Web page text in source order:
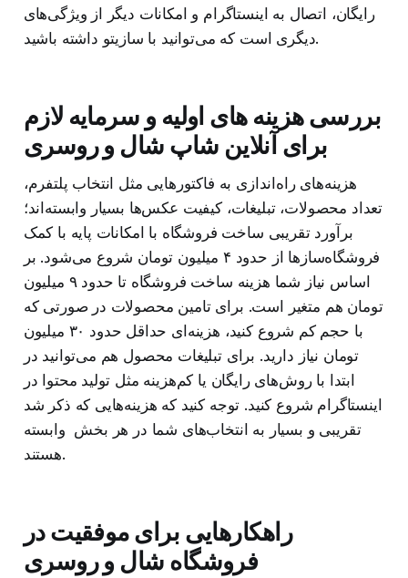
رایگان، اتصال به اینستاگرام و امکانات دیگر از ویژگی‌های
دیگری است که می‌توانید با سازیتو داشته باشید.
بررسی هزینه های اولیه و سرمایه لازم
برای آنلاین شاپ شال و روسری
هزینه‌های راه‌اندازی به فاکتورهایی مثل انتخاب پلتفرم،
تعداد محصولات، تبلیغات، کیفیت عکس‌ها بسیار وابسته‌اند؛
برآورد تقریبی ساخت فروشگاه با امکانات پایه با کمک
فروشگاه‌سازها از حدود ۴ میلیون تومان شروع می‌شود. بر
اساس نیاز شما هزینه ساخت فروشگاه تا حدود ۹ میلیون
تومان هم متغیر است. برای تامین محصولات در صورتی که
با حجم کم شروع کنید، هزینه‌ای حداقل حدود ۳۰ میلیون
تومان نیاز دارید. برای تبلیغات محصول هم می‌توانید در
ابتدا با روش‌های رایگان یا کم‌هزینه مثل تولید محتوا در
اینستاگرام شروع کنید. توجه کنید که هزینه‌هایی که ذکر شد
تقریبی و بسیار به انتخاب‌های شما در هر بخش وابسته
هستند.
راهکارهایی برای موفقیت در
فروشگاه شال و روسری